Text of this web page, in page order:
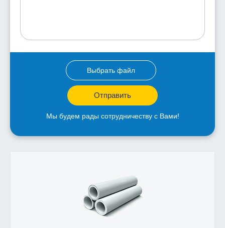
Выбрать файл
Отправить
Мы будем рады сотрудничеству с Вами!